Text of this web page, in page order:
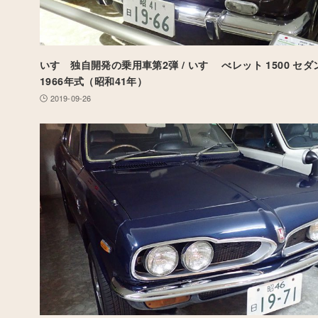
いすゞ独自開発の乗用車第2弾 / いすゞ べレット 1500 セダ
1966年式（昭和41年）
2019-09-26